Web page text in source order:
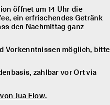
öffnet um 14 Uhr die
ein erfrischendes Getränk
den Nachmittag ganz
Vorkenntnissen möglich, bitte
zahlbar vor Ort via
Jua Flow.